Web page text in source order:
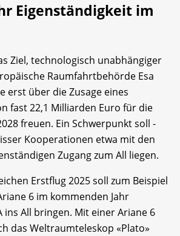
Eigenständigkeit im
Ziel, technologisch unabhängiger
Raumfahrtbehörde Esa
erst über die Zusage eines
fast 22,1 Milliarden Euro für die
freuen. Ein Schwerpunkt soll -
Kooperationen etwa mit den
Zugang zum All liegen.
Erstflug 2025 soll zum Beispiel
6 im kommenden Jahr
ins All bringen. Mit einer Ariane 6
das Weltraumteleskop «Plato»